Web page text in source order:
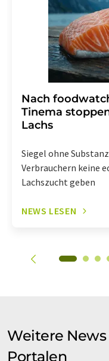
Abbestellung des
enthalten.
Nach
Tinema
Lachs
Siegel ohne Substanz
Verbrauchern keine
Lachszucht geben
NEWS LESEN
Weitere
Portalen